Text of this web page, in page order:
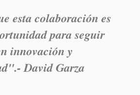
esta colaboración es
para seguir
innovación y
- David Garza